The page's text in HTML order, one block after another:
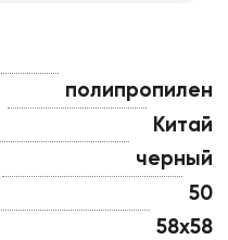
полипропилен
Китай
черный
50
58x58